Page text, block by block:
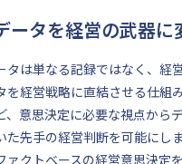
ータを経営の武器
タは単なる記録ではなく、経
を経営戦略に直結させる仕組
、意思決定に必要な視点から
た先手の経営判断を可能にし
ァクトベースの経営意思決定